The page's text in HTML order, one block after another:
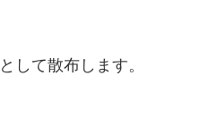
して散布します。